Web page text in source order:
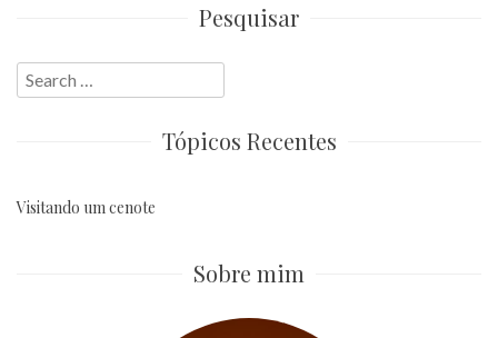
Pesquisar
Search
for:
Tópicos Recentes
Visitando um cenote
Sobre mim